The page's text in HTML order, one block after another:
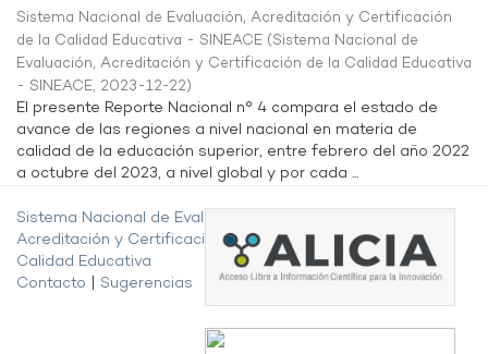
Sistema Nacional de Evaluación, Acreditación y Certificación
de la Calidad Educativa - SINEACE (Sistema Nacional de
Evaluación, Acreditación y Certificación de la Calidad Educativa
- SINEACE, 2023-12-22)
El presente Reporte Nacional n° 4 compara el estado de
avance de las regiones a nivel nacional en materia de
calidad de la educación superior, entre febrero del año 2022
a octubre del 2023, a nivel global y por cada ...
Sistema Nacional de Evaluación,
Acreditación y Certificación de la
Calidad Educativa
Contacto
Sugerencias